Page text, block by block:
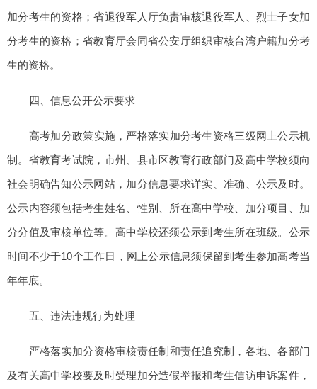
加分考生的资格；省退役军人厅负责审核退役军人、烈士子女加
分考生的资格；省教育厅会同省公安厅组织审核台湾户籍加分考
生的资格。
四、信息公开公示要求
高考加分政策实施，严格落实加分考生资格三级网上公示机
制。省教育考试院，市州、县市区教育行政部门及高中学校须向
社会明确告知公示网站，加分信息要求详实、准确、公示及时。
公示内容须包括考生姓名、性别、所在高中学校、加分项目、加
分分值及审核单位等。高中学校还须公示到考生所在班级。公示
时间不少于10个工作日，网上公示信息须保留到考生参加高考当
年年底。
五、违法违规行为处理
严格落实加分资格审核责任制和责任追究制，各地、各部门
及有关高中学校要及时受理加分造假举报和考生信访申诉案件，